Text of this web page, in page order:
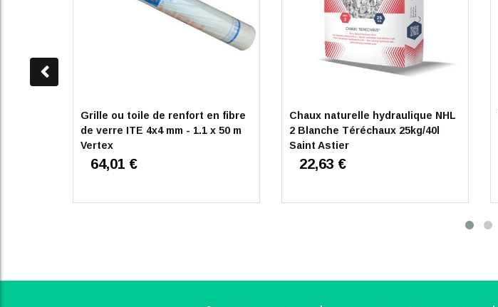
Grille ou toile de renfort en fibre
de verre ITE 4x4 mm - 1.1 x 50 m
Vertex
64,01 €
Chaux naturelle hydraulique NHL
2 Blanche Téréchaux 25kg/40l
Saint Astier
22,63 €